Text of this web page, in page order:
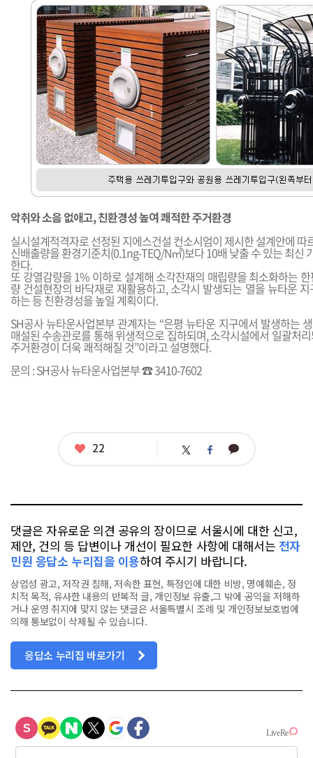
악취와 소음 없애고, 친환경성 높여 쾌적한 주거환경
실시설계적격자로 선정된 지에스건설 컨소시엄이 제시한 설계안에 따
신배출량을 환경기준치(0.1ng-TEQ/N㎥)보다 10배 낮출 수 있는 최신
한다.
또 강열감량을 1% 이하로 설계해 소각잔재의 매립량을 최소화하는
량 건설현장의 바닥재로 재활용하고, 소각시 발생되는 열을 뉴타운
하는 등 친환경성을 높일 계획이다.
SH공사 뉴타운사업본부 관계자는 “은평 뉴타운 지구에서 발생하는
매설된 수송관로를 통해 위생적으로 집하되며, 소각시설에서 일괄처
주거환경이 더욱 쾌적해질 것”이라고 설명했다.
문의 : SH공사 뉴타운사업본부 ☎ 3410-7602
좋
22 트 페 카
댓글은 자유로운 의견 공유의 장이므로 서울시에 대한 신고,
제안, 건의 등 답변이나 개선이 필요한 사항에 대해서는 전자
민원 응답소 누리집을 이용하여 주시기 바랍니다.
상업성 광고, 저작권 침해, 저속한 표현, 특정인에 대한 비방, 명예훼손, 정
치적 목적, 유사한 내용의 반복적 글, 개인정보 유출,그 밖에 공익을 저해하
거나 운영 취지에 맞지 않는 댓글은 서울특별시 조례 및 개인정보보호법에
의해 통보없이 삭제될 수 있습니다.
응답소 누리집 바로가기